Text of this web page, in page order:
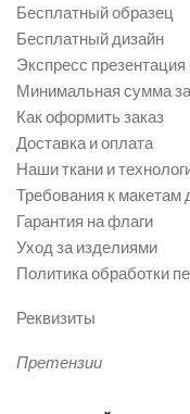
Бесплатный образец
Бесплатный дизайн
Экспресс
Минимальная сумма
Как оформить заказ
Доставка и оплата
Наши ткани и
Требования к макетам
Гарантия на флаги
Уход за изделиями
Политика обработки
Реквизиты
Претензии